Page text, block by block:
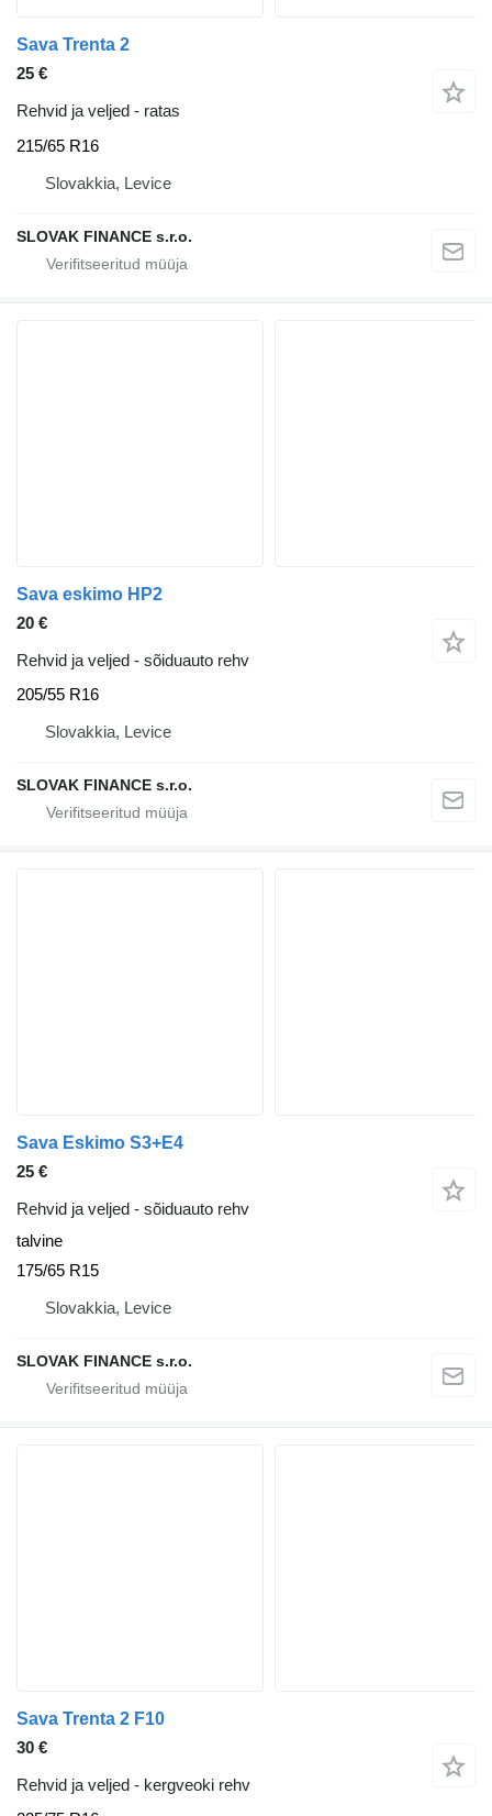
Sava Trenta 2
25 €
Rehvid ja veljed - ratas
215/65 R16
Slovakkia, Levice
SLOVAK FINANCE s.r.o.
Sava eskimo HP2
20 €
Rehvid ja veljed - sõiduauto rehv
205/55 R16
Slovakkia, Levice
SLOVAK FINANCE s.r.o.
Sava Eskimo S3+E4
25 €
Rehvid ja veljed - sõiduauto rehv
talvine
175/65 R15
Slovakkia, Levice
SLOVAK FINANCE s.r.o.
Sava Trenta 2 F10
30 €
Rehvid ja veljed - kergveoki rehv